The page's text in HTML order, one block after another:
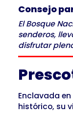
Consejo
El Bosque
senderos,
disfrutar
Enclavada
histórico, su